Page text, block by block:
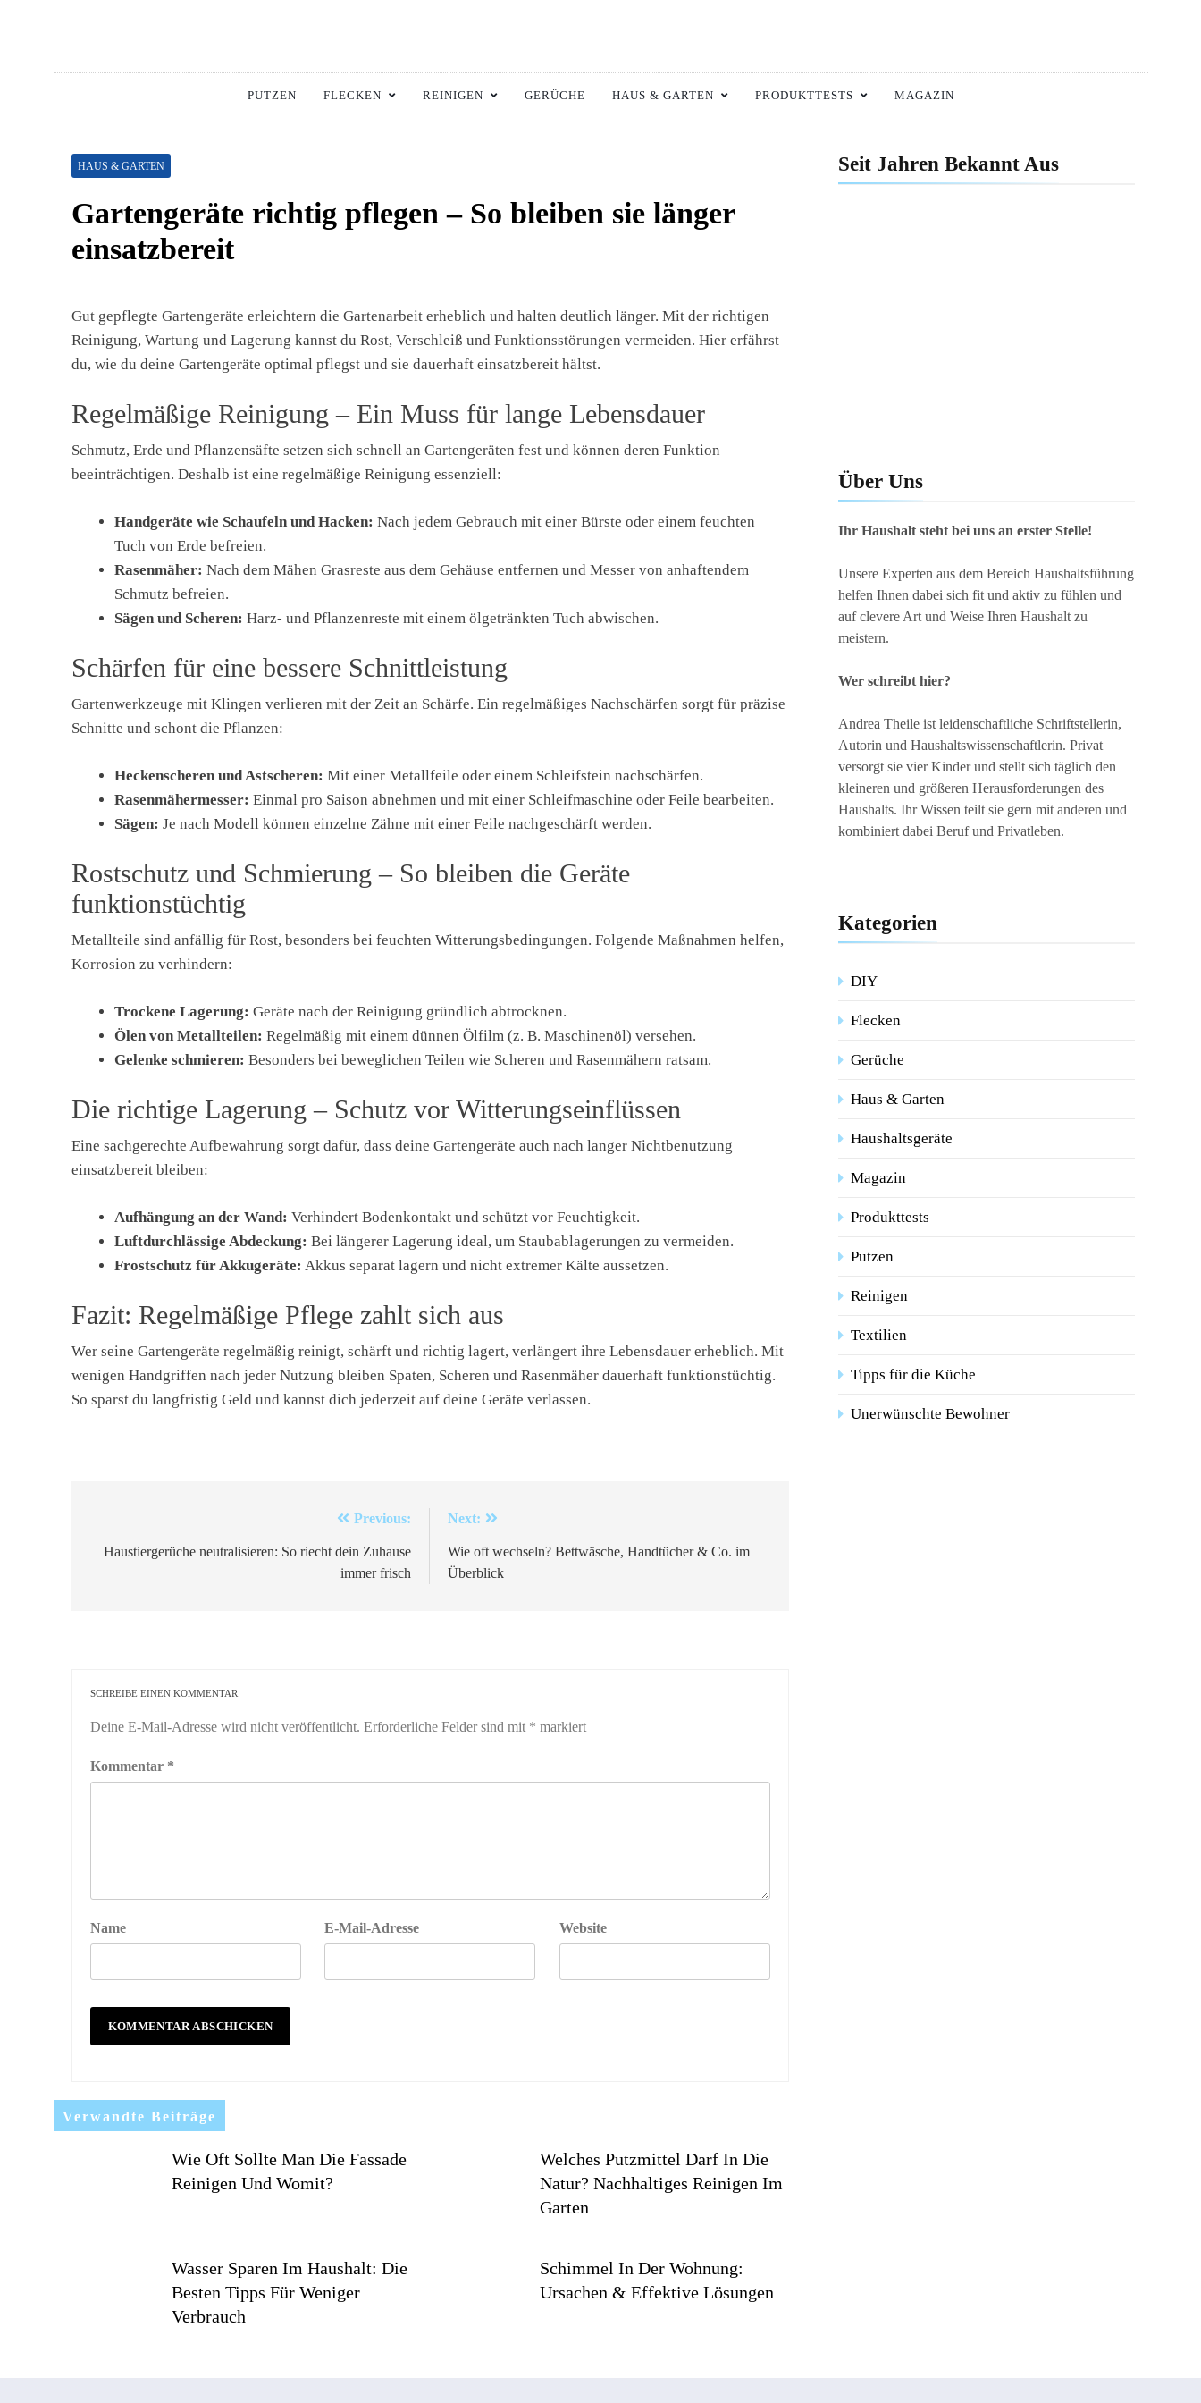
Haushaltswiki.de
Die Besten Tipps Für Zuhause.
PUTZEN FLECKEN REINIGEN GERÜCHE HAUS & GARTEN PRODUKTTESTS MAGAZIN
HAUS & GARTEN
Gartengeräte richtig pflegen – So bleiben sie länger
einsatzbereit
Gut gepflegte Gartengeräte erleichtern die Gartenarbeit erheblich und halten deutlich länger. Mit der richtigen
Reinigung, Wartung und Lagerung kannst du Rost, Verschleiß und Funktionsstörungen vermeiden. Hier erfährst
du, wie du deine Gartengeräte optimal pflegst und sie dauerhaft einsatzbereit hältst.
Regelmäßige Reinigung – Ein Muss für lange Lebensdauer
Schmutz, Erde und Pflanzensäfte setzen sich schnell an Gartengeräten fest und können deren Funktion
beeinträchtigen. Deshalb ist eine regelmäßige Reinigung essenziell:
Handgeräte wie Schaufeln und Hacken: Nach jedem Gebrauch mit einer Bürste oder einem feuchten
Tuch von Erde befreien.
Rasenmäher: Nach dem Mähen Grasreste aus dem Gehäuse entfernen und Messer von anhaftendem
Schmutz befreien.
Sägen und Scheren: Harz- und Pflanzenreste mit einem ölgetränkten Tuch abwischen.
Schärfen für eine bessere Schnittleistung
Gartenwerkzeuge mit Klingen verlieren mit der Zeit an Schärfe. Ein regelmäßiges Nachschärfen sorgt für präzise
Schnitte und schont die Pflanzen:
Heckenscheren und Astscheren: Mit einer Metallfeile oder einem Schleifstein nachschärfen.
Rasenmähermesser: Einmal pro Saison abnehmen und mit einer Schleifmaschine oder Feile bearbeiten.
Sägen: Je nach Modell können einzelne Zähne mit einer Feile nachgeschärft werden.
Rostschutz und Schmierung – So bleiben die Geräte
funktionstüchtig
Metallteile sind anfällig für Rost, besonders bei feuchten Witterungsbedingungen. Folgende Maßnahmen helfen,
Korrosion zu verhindern:
Trockene Lagerung: Geräte nach der Reinigung gründlich abtrocknen.
Ölen von Metallteilen: Regelmäßig mit einem dünnen Ölfilm (z. B. Maschinenöl) versehen.
Gelenke schmieren: Besonders bei beweglichen Teilen wie Scheren und Rasenmähern ratsam.
Die richtige Lagerung – Schutz vor Witterungseinflüssen
Eine sachgerechte Aufbewahrung sorgt dafür, dass deine Gartengeräte auch nach langer Nichtbenutzung
einsatzbereit bleiben:
Aufhängung an der Wand: Verhindert Bodenkontakt und schützt vor Feuchtigkeit.
Luftdurchlässige Abdeckung: Bei längerer Lagerung ideal, um Staubablagerungen zu vermeiden.
Frostschutz für Akkugeräte: Akkus separat lagern und nicht extremer Kälte aussetzen.
Fazit: Regelmäßige Pflege zahlt sich aus
Wer seine Gartengeräte regelmäßig reinigt, schärft und richtig lagert, verlängert ihre Lebensdauer erheblich. Mit
wenigen Handgriffen nach jeder Nutzung bleiben Spaten, Scheren und Rasenmäher dauerhaft funktionstüchtig.
So sparst du langfristig Geld und kannst dich jederzeit auf deine Geräte verlassen.
Previous:
Haustiergerüche neutralisieren: So riecht dein Zuhause
immer frisch
Next:
Wie oft wechseln? Bettwäsche, Handtücher & Co. im
Überblick
SCHREIBE EINEN KOMMENTAR
Deine E-Mail-Adresse wird nicht veröffentlicht. Erforderliche Felder sind mit * markiert
Kommentar *
Name E-Mail-Adresse Website
Verwandte Beiträge
Wie Oft Sollte Man Die Fassade
Reinigen Und Womit?
Welches Putzmittel Darf In Die
Natur? Nachhaltiges Reinigen Im
Garten
Wasser Sparen Im Haushalt: Die
Besten Tipps Für Weniger
Verbrauch
Schimmel In Der Wohnung:
Ursachen & Effektive Lösungen
Seit Jahren Bekannt Aus
Über Uns
Ihr Haushalt steht bei uns an erster Stelle!
Unsere Experten aus dem Bereich Haushaltsführung
helfen Ihnen dabei sich fit und aktiv zu fühlen und
auf clevere Art und Weise Ihren Haushalt zu
meistern.
Wer schreibt hier?
Andrea Theile ist leidenschaftliche Schriftstellerin,
Autorin und Haushaltswissenschaftlerin. Privat
versorgt sie vier Kinder und stellt sich täglich den
kleineren und größeren Herausforderungen des
Haushalts. Ihr Wissen teilt sie gern mit anderen und
kombiniert dabei Beruf und Privatleben.
Kategorien
DIY
Flecken
Gerüche
Haus & Garten
Haushaltsgeräte
Magazin
Produkttests
Putzen
Reinigen
Textilien
Tipps für die Küche
Unerwünschte Bewohner